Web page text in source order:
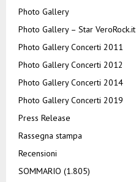
Photo Gallery
Photo Gallery – Star VeroRock.it
Photo Gallery Concerti 2011
Photo Gallery Concerti 2012
Photo Gallery Concerti 2014
Photo Gallery Concerti 2019
Press Release
Rassegna stampa
Recensioni
SOMMARIO (1.805)